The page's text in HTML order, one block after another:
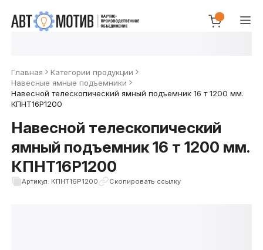
Главная
Категории продукции
Навесные ямные подъемники
Навесной телескопический ямный подъемник 16 т 1200 мм.
КПНТ16Р1200
Навесной телескопический
ямный подъемник 16 т 1200 мм.
КПНТ16Р1200
Артикул: КПНТ16Р1200 Скопировать ссылку